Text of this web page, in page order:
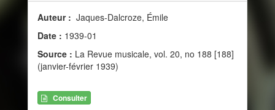
Auteur : Jaques-Dalcroze, Émile
Date : 1939-01
Source : La Revue musicale, vol. 20, no 188 [188]
(janvier-février 1939)
Consulter